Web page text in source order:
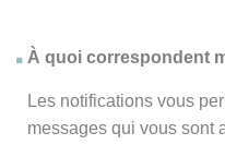
À quoi correspondent
Les notifications vous
messages qui vous sont